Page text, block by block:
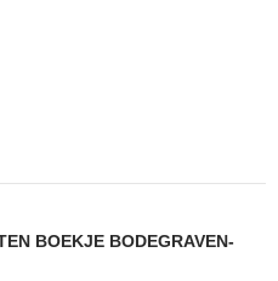
BOEKJE BODEGRAVEN-